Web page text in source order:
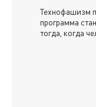
Технофашизм
программа
тогда, когда